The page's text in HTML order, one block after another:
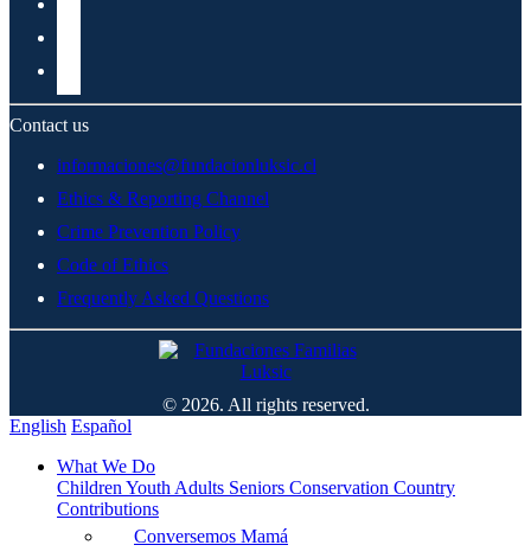
Contact us
informaciones@fundacionluksic.cl
Ethics & Reporting Channel
Crime Prevention Policy
Code of Ethics
Frequently Asked Questions
© 2026. All rights reserved.
English Español
What We Do
Children Youth Adults Seniors Conservation Country
Contributions
Conversemos Mamá